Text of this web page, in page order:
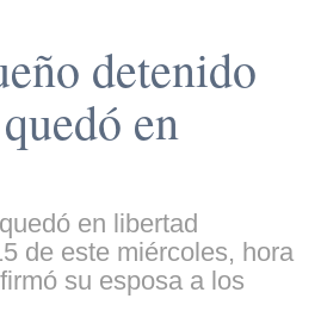
detenido
en
en libertad
de este miércoles, hora
su esposa a los